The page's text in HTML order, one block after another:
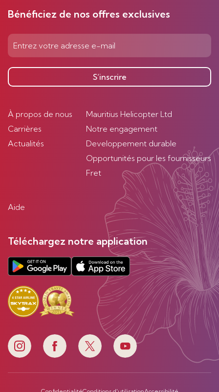
Bénéficiez de nos offres exclusives
S’inscrire
À propos de nous
Carrières
Actualités
Mauritius Helicopter Ltd
Notre engagement
Developpement durable
Opportunités pour les fournisseurs
Fret
Aide
Téléchargez notre application